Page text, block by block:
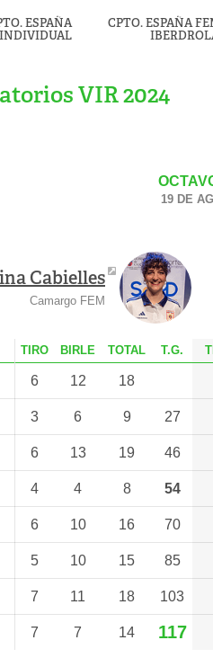
ESPAÑA
INDIVIDUAL
CPTO. ESPAÑA
VIR 2024
19 DE
Cabielles
Camargo FEM
T IRO B IRLE TOTAL T.G.
6 12 18
3 6 9 27
6 13 19 46
4 4 8 54
6 10 16 70
5 10 15 85
7 11 18 103
7 7 14 117